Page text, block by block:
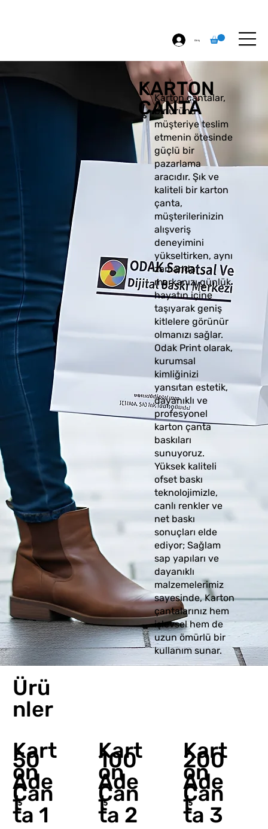
Giriş
KARTON
ÇANTA
Karton çantalar,
bir ürünü
müşteriye teslim
etmenin ötesinde
güçlü bir
pazarlama
aracıdır. Şık ve
kaliteli bir karton
çanta,
müşterilerinizin
alışveriş
deneyimini
yükseltirken, aynı
zamanda
markanızı günlük
hayatın içine
taşıyarak geniş
kitlelere görünür
olmanızı sağlar.
Odak Print olarak,
kurumsal
kimliğinizi
yansıtan estetik,
dayanıklı ve
profesyonel
karton çanta
baskıları
sunuyoruz.
Yüksek kaliteli
ofset baskı
teknolojimizle,
canlı renkler ve
net baskı
sonuçları elde
ediyor; Sağlam
sap yapıları ve
dayanıklı
malzemelerimiz
sayesinde, Karton
çantalarınız hem
işlevsel hem de
uzun ömürlü bir
kullanım sunar.
Ürü
nler
Kart
on
Çan
ta 1
50
Ade
t
Kart
on
Çan
ta 2
100
Ade
t
Kart
on
Çan
ta 3
200
Ade
t